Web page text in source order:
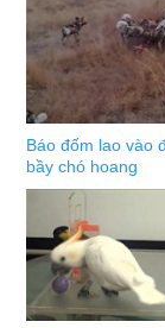
Báo đốm lao vào
bầy chó hoang